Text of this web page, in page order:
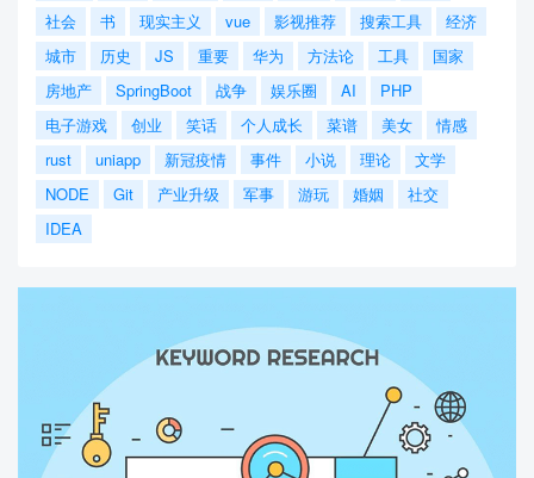
社会
书 现实主义 vue 影视推荐 搜索工具
经济
城市
历史 JS 重要 华为 方法论 工具
国家
房地产
SpringBoot 战争 娱乐圈 AI
PHP
电子游戏
创业 笑话 个人成长 菜谱 美女
情感
rust
uniapp 新冠疫情 事件 小说 理论
文学
NODE
Git 产业升级 军事 游玩 婚姻
社交
IDEA